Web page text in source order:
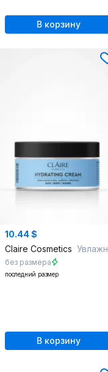
В корзину
10.44 $
Claire Cosmetics Увлажняющий крем для лица, тела и рук HYDRATING CREAM
без размера
последний размер
В корзину